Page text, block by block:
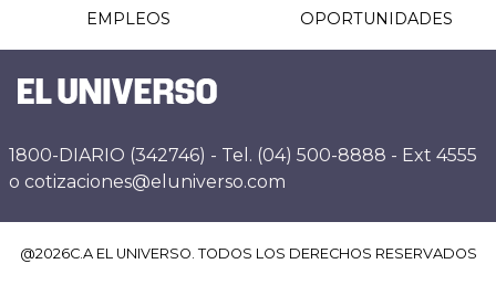
EMPLEOS OPORTUNIDADES
1800-DIARIO (342746) - Tel. (04) 500-8888 - Ext 4555
o cotizaciones@eluniverso.com
@2026C.A EL UNIVERSO. TODOS LOS DERECHOS RESERVADOS